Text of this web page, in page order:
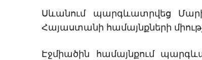
Սևանում պարգևատրվեց
Հայաստանի համայնքների
Էջմիածին համայնքում